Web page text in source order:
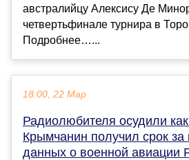
австралийцу Алексису Де
четвертьфинале турнира в
Подробнее…...
18:00, 22 Мар
Радиолюбителя осудили
Крымчанин получил срок за
данных о военной авиации